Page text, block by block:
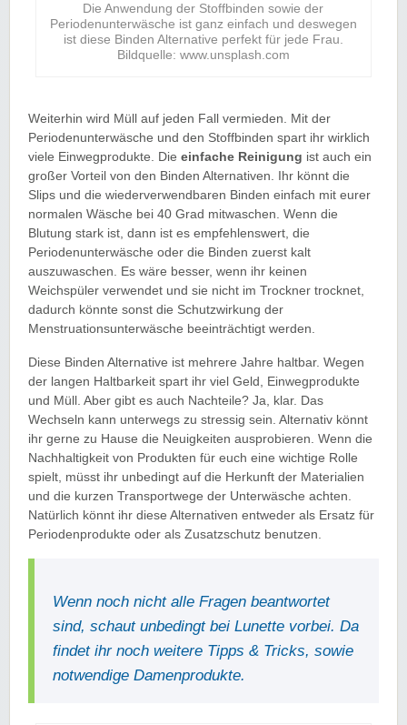
Die Anwendung der Stoffbinden sowie der
Periodenunterwäsche ist ganz einfach und deswegen
ist diese Binden Alternative perfekt für jede Frau.
Bildquelle: www.unsplash.com
Weiterhin wird Müll auf jeden Fall vermieden. Mit der
Periodenunterwäsche und den Stoffbinden spart ihr wirklich
viele Einwegprodukte. Die einfache Reinigung ist auch ein
großer Vorteil von den Binden Alternativen. Ihr könnt die
Slips und die wiederverwendbaren Binden einfach mit eurer
normalen Wäsche bei 40 Grad mitwaschen. Wenn die
Blutung stark ist, dann ist es empfehlenswert, die
Periodenunterwäsche oder die Binden zuerst kalt
auszuwaschen. Es wäre besser, wenn ihr keinen
Weichspüler verwendet und sie nicht im Trockner trocknet,
dadurch könnte sonst die Schutzwirkung der
Menstruationsunterwäsche beeinträchtigt werden.
Diese Binden Alternative ist mehrere Jahre haltbar. Wegen
der langen Haltbarkeit spart ihr viel Geld, Einwegprodukte
und Müll. Aber gibt es auch Nachteile? Ja, klar. Das
Wechseln kann unterwegs zu stressig sein. Alternativ könnt
ihr gerne zu Hause die Neuigkeiten ausprobieren. Wenn die
Nachhaltigkeit von Produkten für euch eine wichtige Rolle
spielt, müsst ihr unbedingt auf die Herkunft der Materialien
und die kurzen Transportwege der Unterwäsche achten.
Natürlich könnt ihr diese Alternativen entweder als Ersatz für
Periodenprodukte oder als Zusatzschutz benutzen.
Wenn noch nicht alle Fragen beantwortet
sind, schaut unbedingt bei Lunette vorbei. Da
findet ihr noch weitere Tipps & Tricks, sowie
notwendige Damenprodukte.